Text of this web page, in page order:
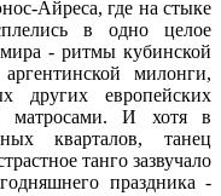
Айреса, где на стыке
в одно целое
- ритмы кубинской
милонги,
других европейских
матросами. И хотя в
кварталов, танец
танго зазвучало
праздника -